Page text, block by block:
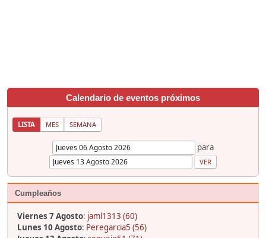
Calendario de eventos próximos
LISTA MES SEMANA
para
Cumpleaños
Viernes 7 Agosto: jaml1313 (60)
Lunes 10 Agosto: Peregarcia5 (56)